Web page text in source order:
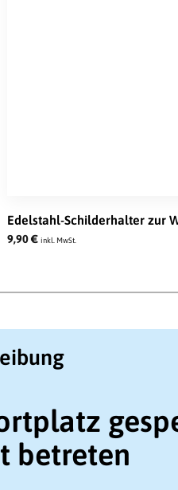
Edelstahl-Schilderhalter zur
9,90€ inkl. MwSt.
betreten